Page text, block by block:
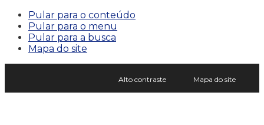
Pular para o conteúdo
Pular para o menu
Pular para a busca
Mapa do site
Alto contraste Mapa do site